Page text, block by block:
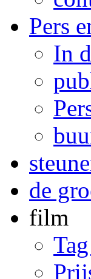
Pers
In
de
film